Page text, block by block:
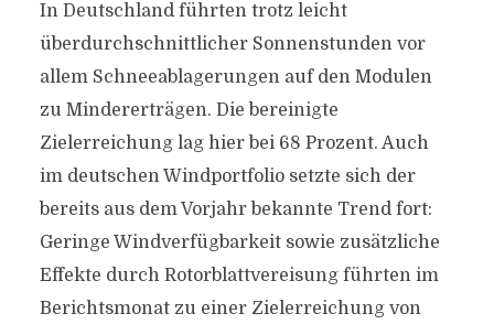
In Deutschland führten trotz leicht
überdurchschnittlicher Sonnenstunden vor
allem Schneeablagerungen auf den Modulen
zu Mindererträgen. Die bereinigte
Zielerreichung lag hier bei 68 Prozent. Auch
im deutschen Windportfolio setzte sich der
bereits aus dem Vorjahr bekannte Trend fort:
Geringe Windverfügbarkeit sowie zusätzliche
Effekte durch Rotorblattvereisung führten im
Berichtsmonat zu einer Zielerreichung von